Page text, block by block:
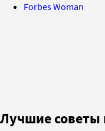
Forbes Woman
Лучшие